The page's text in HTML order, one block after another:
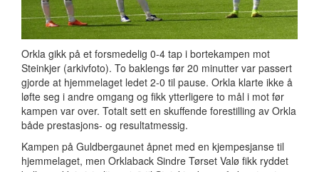
Orkla gikk på et forsmedelig 0-4 tap i bortekampen mot
Steinkjer (arkivfoto). To baklengs før 20 minutter var passert
gjorde at hjemmelaget ledet 2-0 til pause. Orkla klarte ikke å
løfte seg i andre omgang og fikk ytterligere to mål i mot før
kampen var over. Totalt sett en skuffende forestilling av Orkla
både prestasjons- og resultatmessig.
Kampen på Guldbergaunet åpnet med en kjempesjanse til
hjemmelaget, men Orklaback Sindre Tørset Valø fikk ryddet